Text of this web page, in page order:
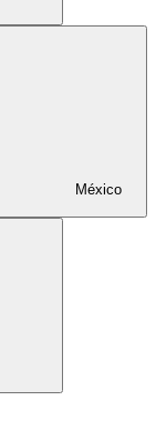
México